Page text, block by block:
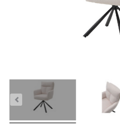
Esstisch
Melanie
483,00 €
279,99